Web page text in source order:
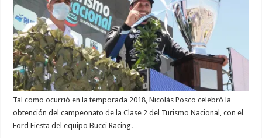
Tal como ocurrió en la temporada 2018, Nicolás Posco celebró la
obtención del campeonato de la Clase 2 del Turismo Nacional, con el
Ford Fiesta del equipo Bucci Racing.